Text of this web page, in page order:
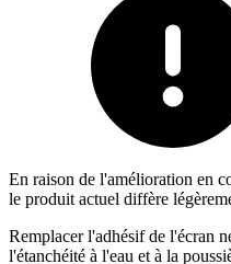
En raison de l'amélioration en
le produit actuel diffère
Remplacer l'adhésif de l'écran
l'étanchéité à l'eau et à la